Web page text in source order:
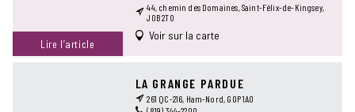
Lire l’article
44, chemin des Domaines, Saint-Félix-de-Kingsey,
J0B 2T0
Voir sur la carte
LA GRANGE PARDUE
261 QC-216, Ham-Nord, G0P 1A0